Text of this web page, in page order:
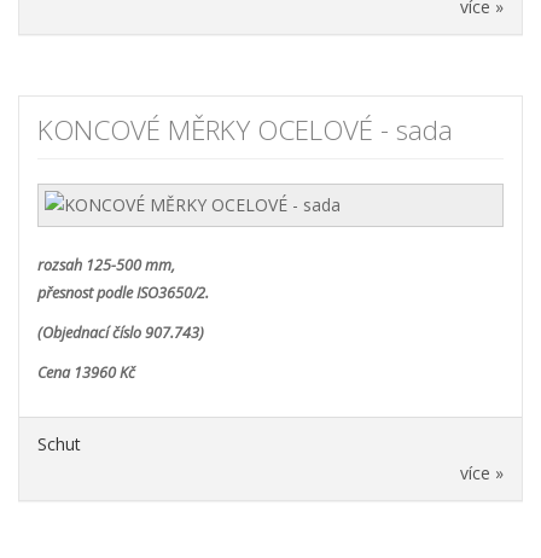
více »
KONCOVÉ MĚRKY OCELOVÉ - sada
rozsah 125-500 mm,
přesnost podle ISO3650/2.
(Objednací číslo 907.743)
Cena 13960 Kč
Schut
více »